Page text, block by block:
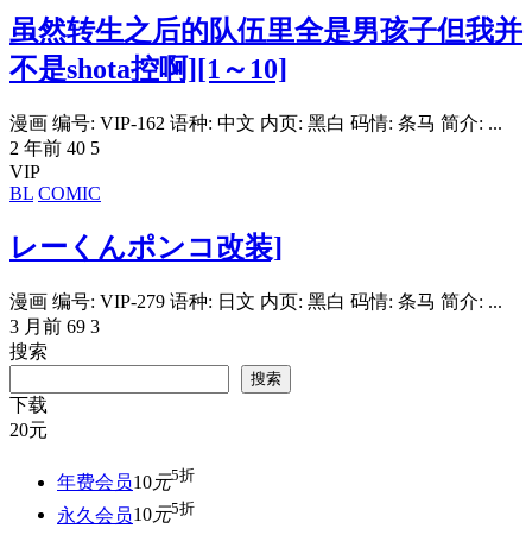
虽然转生之后的队伍里全是男孩子但我并
不是shota控啊][1～10]
漫画 编号: VIP-162 语种: 中文 内页: 黑白 码情: 条马 简介: ...
2 年前 40 5
VIP
BL COMIC
レーくんポンコ改装]
漫画 编号: VIP-279 语种: 日文 内页: 黑白 码情: 条马 简介: ...
3 月前 69 3
搜索
搜索
下载
20元
年费会员10元5折
永久会员10元5折